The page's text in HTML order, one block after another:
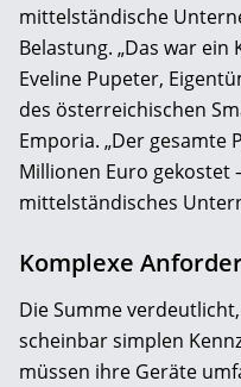
mittelständische
Belastung. „Das war
Eveline Pupeter,
des österreichischen
Emporia. „Der gesamte
Millionen Euro gekostet
mittelständisches
Komplexe
Die Summe
scheinbar simplen
müssen ihre Geräte